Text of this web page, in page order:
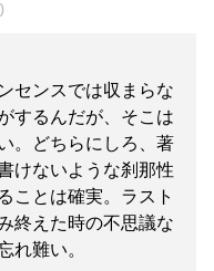
センスでは収まらな
するんだが、そこは
。どちらにしろ、著
けないような刹那性
ことは確実。ラスト
終えた時の不思議な
れ難い。